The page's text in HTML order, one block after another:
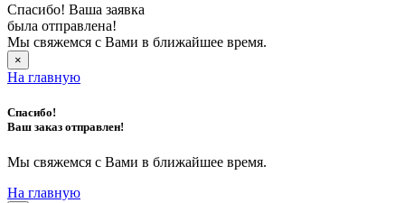
Спасибо! Ваша заявка
была отправлена!
Мы свяжемся с Вами в ближайшее время.
×
На главную
Спасибо!
Ваш заказ отправлен!
Мы свяжемся с Вами в ближайшее время.
На главную